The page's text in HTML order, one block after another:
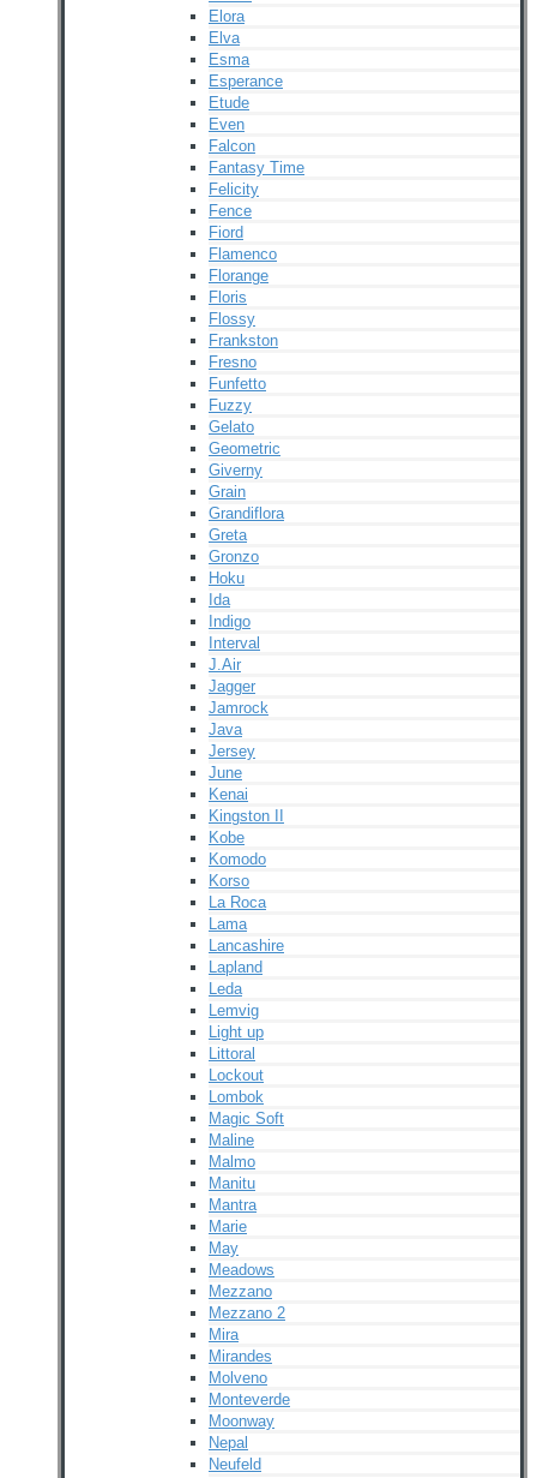
Elora
Elva
Esma
Esperance
Etude
Even
Falcon
Fantasy Time
Felicity
Fence
Fiord
Flamenco
Florange
Floris
Flossy
Frankston
Fresno
Funfetto
Fuzzy
Gelato
Geometric
Giverny
Grain
Grandiflora
Greta
Gronzo
Hoku
Ida
Indigo
Interval
J.Air
Jagger
Jamrock
Java
Jersey
June
Kenai
Kingston II
Kobe
Komodo
Korso
La Roca
Lama
Lancashire
Lapland
Leda
Lemvig
Light up
Littoral
Lockout
Lombok
Magic Soft
Maline
Malmo
Manitu
Mantra
Marie
May
Meadows
Mezzano
Mezzano 2
Mira
Mirandes
Molveno
Monteverde
Moonway
Nepal
Neufeld